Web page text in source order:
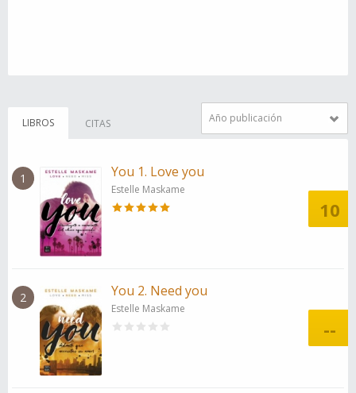
LIBROS CITAS Año publicación
1 You 1. Love you
Estelle Maskame
10
2 You 2. Need you
Estelle Maskame
--